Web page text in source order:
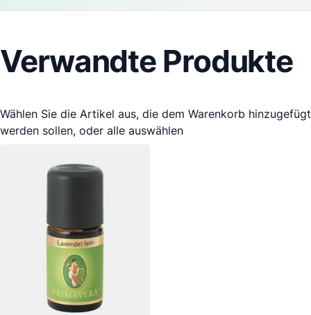
Verwandte Produkte
Wählen Sie die Artikel aus, die dem Warenkorb hinzugefügt
werden sollen, oder alle auswählen